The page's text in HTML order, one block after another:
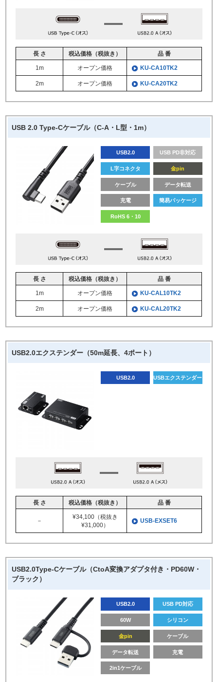
長 さ 税込価格（税抜き） 品 番
1m オープン価格 KU-CA10TK2
2m オープン価格 KU-CA20TK2
USB 2.0 Type-Cケーブル（C-A・L型・1m）
USB2.0 USB PD非対応
L字コネクタ 金pin
ケーブル データ転送
充電 簡易パッケージ
RoHS 6・10
長 さ 税込価格（税抜き） 品 番
1m オープン価格 KU-CAL10TK2
2m オープン価格 KU-CAL20TK2
USB2.0エクステンダー（50m延長、4ポート）
USB2.0 USBエクステンダー
長 さ 税込価格（税抜き） 品 番
－
¥34,100（税抜き
¥31,000）
USB-EXSET6
USB2.0Type-Cケーブル（CtoA変換アダプタ付き・PD60W・
ブラック）
USB2.0 USB PD対応
60W シリコン
金pin ケーブル
データ転送 充電
2in1ケーブル